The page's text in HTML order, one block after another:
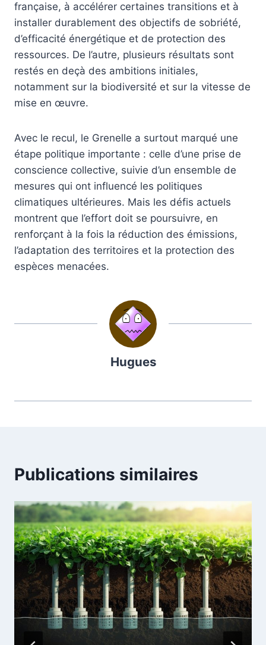
française, à accélérer certaines transitions et à
installer durablement des objectifs de sobriété,
d’efficacité énergétique et de protection des
ressources. De l’autre, plusieurs résultats sont
restés en deçà des ambitions initiales,
notamment sur la biodiversité et sur la vitesse de
mise en œuvre.
Avec le recul, le Grenelle a surtout marqué une
étape politique importante : celle d’une prise de
conscience collective, suivie d’un ensemble de
mesures qui ont influencé les politiques
climatiques ultérieures. Mais les défis actuels
montrent que l’effort doit se poursuivre, en
renforçant à la fois la réduction des émissions,
l’adaptation des territoires et la protection des
espèces menacées.
Hugues
Publications similaires